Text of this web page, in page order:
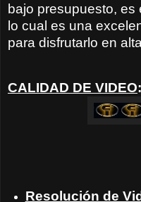
bajo presupuesto, es
lo cual es una
para disfrutarlo en
CALIDAD DE VIDEO:
Resolución de